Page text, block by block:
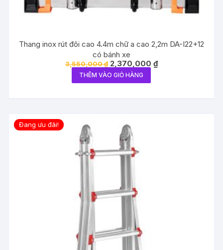
Thang inox rút đôi cao 4.4m chữ a cao 2,2m DA-I22+12
có bánh xe
3,550,000₫ Giá
gốc
là:
3,550,000 ₫.
2,370,000 ₫Giá
hiện
THÊM VÀO GIỎ HÀNG
Đang ưu đãi!